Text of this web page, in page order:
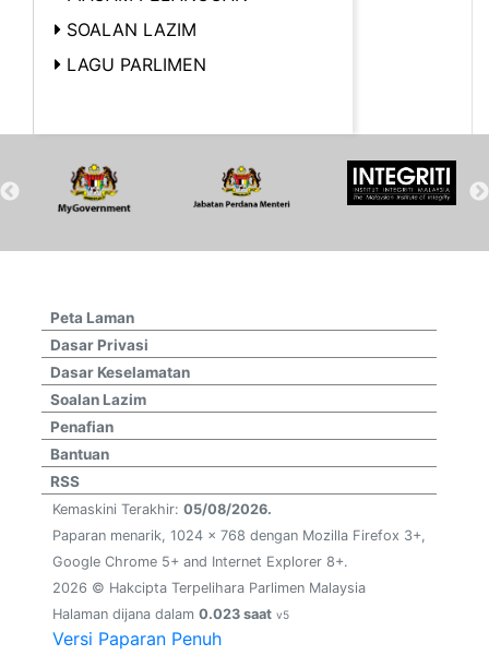
SOALAN LAZIM
LAGU PARLIMEN
Peta Laman
Dasar Privasi
Dasar Keselamatan
Soalan Lazim
Penafian
Bantuan
RSS
Kemaskini Terakhir: 05/08/2026.
Paparan menarik, 1024 x 768 dengan Mozilla Firefox 3+,
Google Chrome 5+ and Internet Explorer 8+.
2026 © Hakcipta Terpelihara Parlimen Malaysia
Halaman dijana dalam 0.023 saat v5
Versi Paparan Penuh